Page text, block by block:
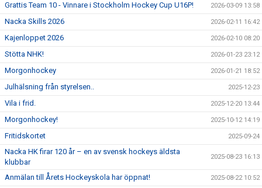
Grattis Team 10 - Vinnare i Stockholm Hockey Cup U16P! 2026-03-09 13:58
Nacka Skills 2026 2026-02-11 16:42
Kajenloppet 2026 2026-02-10 08:20
Stötta NHK! 2026-01-23 23:12
Morgonhockey 2026-01-21 18:52
Julhälsning från styrelsen.. 2025-12-23
Vila i frid. 2025-12-20 13:44
Morgonhockey! 2025-10-12 14:19
Fritidskortet 2025-09-24
Nacka HK firar 120 år – en av svensk hockeys äldsta
klubbar
2025-08-23 16:13
Anmälan till Årets Hockeyskola har öppnat! 2025-08-22 10:52